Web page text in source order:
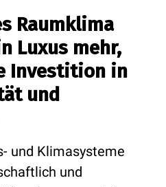
Raumklima
Luxus mehr,
Investition in
und
und Klimasysteme
und